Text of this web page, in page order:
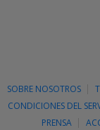
SOBRE NOSOTROS
CONDICIONES DEL
PRENSA